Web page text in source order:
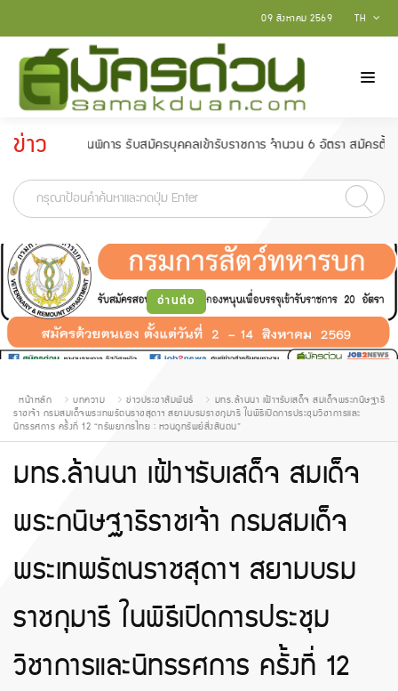
TH
09 สิงหาคม 2569
ข่าว
ประกาศ
ร รับสมัครบุคคลเข้ารับราชการ จำนวน 6 อัตรา สมัครตั้งแต่วันที่ 18 กุมภาพัน
-
อ่านต่อ
หน้าหลัก บทความ ข่าวประชาสัมพันธ์
มทร.ล้านนา เฝ้าฯรับเสด็จ สมเด็จพระกนิษฐาธิ
ราชเจ้า กรมสมเด็จพระเทพรัตนราชสุดาฯ สยามบรมราชกุมารี ในพิธีเปิดการประชุมวิชาการและ
นิทรรศการ ครั้งที่ 12 “ทรัพยากรไทย : หวนดูทรัพย์สิ่งสินตน”
มทร.ล้านนา เฝ้าฯรับเสด็จ สมเด็จ
พระกนิษฐาธิราชเจ้า กรมสมเด็จ
พระเทพรัตนราชสุดาฯ สยามบรม
ราชกุมารี ในพิธีเปิดการประชุม
วิชาการและนิทรรศการ ครั้งที่ 12